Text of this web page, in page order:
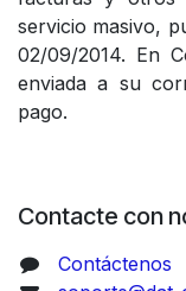
servicio masivo,
02/09/2014. En
enviada a su
pago.
Contacte con
Contáctenos